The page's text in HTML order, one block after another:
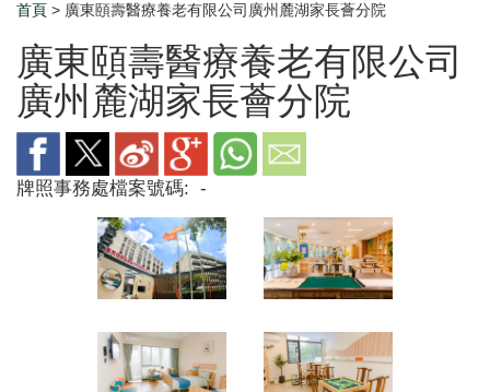
Breadcrumb
首頁 > 廣東頤壽醫療養老有限公司廣州麓湖家長薈分院
廣東頤壽醫療養老有限公司
廣州麓湖家長薈分院
牌照事務處檔案號碼: -